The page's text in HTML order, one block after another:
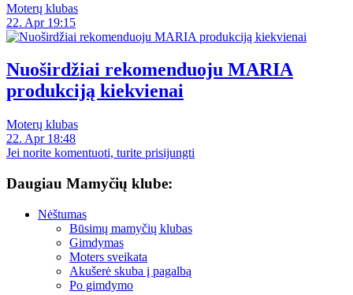
Moterų klubas
22. Apr 19:15
Nuoširdžiai rekomenduoju MARIA
produkciją kiekvienai
Moterų klubas
22. Apr 18:48
Jei norite komentuoti, turite prisijungti
Daugiau Mamyčių klube:
Nėštumas
Būsimų mamyčių klubas
Gimdymas
Moters sveikata
Akušerė skuba į pagalbą
Po gimdymo